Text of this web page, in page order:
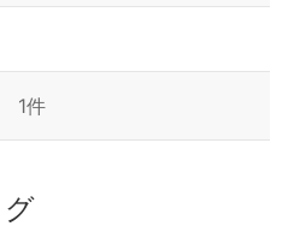
1件